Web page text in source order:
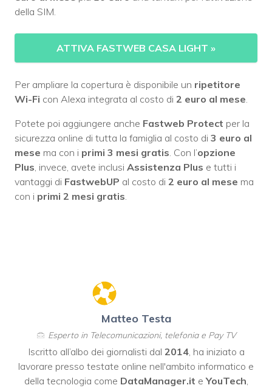
della SIM.
ATTIVA FASTWEB CASA LIGHT »
Per ampliare la copertura è disponibile un ripetitore
Wi-Fi con Alexa integrata al costo di 2 euro al mese
Potete poi aggiungere anche Fastweb Protect per la
sicurezza online di tutta la famiglia al costo di 3 euro al
mese ma con i primi 3 mesi gratis . Con l’opzione
Plus , invece, avete inclusi Assistenza Plus e tutti i
vantaggi di FastwebUP al costo di 2 euro al mese ma
con i primi 2 mesi gratis
Matteo Testa
Esperto in Telecomunicazioni, telefonia e Pay TV
Iscritto all’albo dei giornalisti dal 2014, ha iniziato a
lavorare presso testate online nell'ambito informatico e
della tecnologia come DataManager.it eYouTech